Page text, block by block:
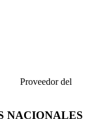
Proveedor del
NACIONALES